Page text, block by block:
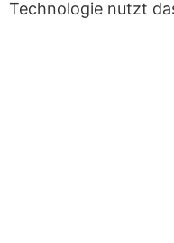
Technologie nutzt